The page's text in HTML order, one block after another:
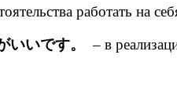
работать на
いです。
– в